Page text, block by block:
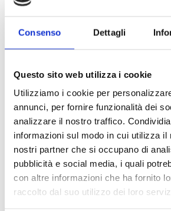
Consenso Dettagli
Questo sito web utilizza i cookie
Utilizziamo i cookie per
annunci, per fornire funzionalità dei
analizzare il nostro traffico.
informazioni sul modo in cui utilizza il
nostri partner che si occupano di
pubblicità e social media, i quali
con altre informazioni che ha fornito
raccolto dal suo utilizzo dei loro